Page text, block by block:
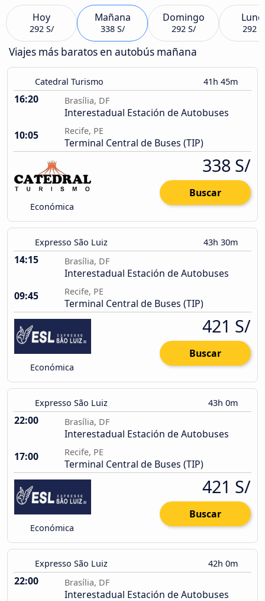
Hoy
292 S/
Mañana
338 S/
Domingo
292 S/ 292
Viajes más baratos en autobús mañana
Catedral Turismo 41h 45m
16:20 Brasília, DF
Interestadual Estación de Autobuses
10:05
Recife, PE
Terminal Central de Buses (TIP)
Económica
338 S/
Buscar
Expresso São Luiz 43h 30m
14:15 Brasília, DF
Interestadual Estación de Autobuses
09:45
Recife, PE
Terminal Central de Buses (TIP)
Económica
421 S/
Buscar
Expresso São Luiz 43h 0m
22:00 Brasília, DF
Interestadual Estación de Autobuses
17:00
Recife, PE
Terminal Central de Buses (TIP)
Económica
421 S/
Buscar
Expresso São Luiz 42h 0m
22:00 Brasília, DF
Interestadual Estación de Autobuses